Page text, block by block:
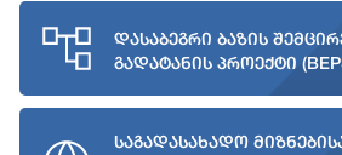
დასაბეგრი ბაზის
გადატანის პროექტი
საგადასახადო